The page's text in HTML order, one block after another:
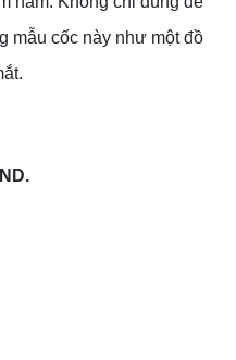
mẫu cốc này như một đồ